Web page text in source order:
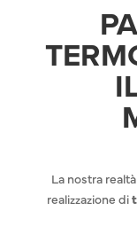
La nostra
realizzazione di